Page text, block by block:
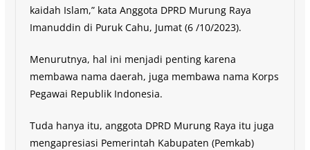
kaidah Islam,” kata Anggota DPRD Murung Raya
Imanuddin di Puruk Cahu, Jumat (6 /10/2023).
Menurutnya, hal ini menjadi penting karena
membawa nama daerah, juga membawa nama Korps
Pegawai Republik Indonesia.
Tuda hanya itu, anggota DPRD Murung Raya itu juga
mengapresiasi Pemerintah Kabupaten (Pemkab)